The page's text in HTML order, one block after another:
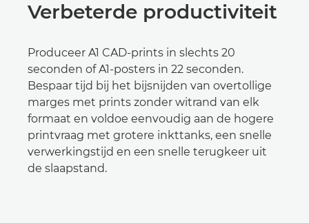
Verbeterde productiviteit
Produceer A1 CAD-prints in slechts 20
seconden of A1-posters in 22 seconden.
Bespaar tijd bij het bijsnijden van overtollige
marges met prints zonder witrand van elk
formaat en voldoe eenvoudig aan de hogere
printvraag met grotere inkttanks, een snelle
verwerkingstijd en een snelle terugkeer uit
de slaapstand.